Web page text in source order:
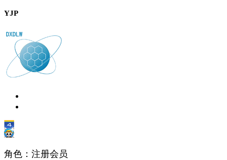
YJP
角色：注册会员